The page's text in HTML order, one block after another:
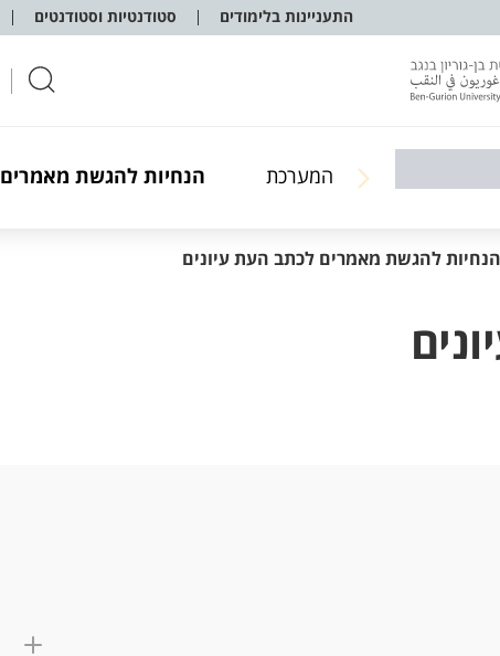
התעניינות בלימודים סטודנטיות וסטודנטים
המערכת הנחיות להגשת מאמרים
הנחיות להגשת מאמרים לכתב העת עיונים